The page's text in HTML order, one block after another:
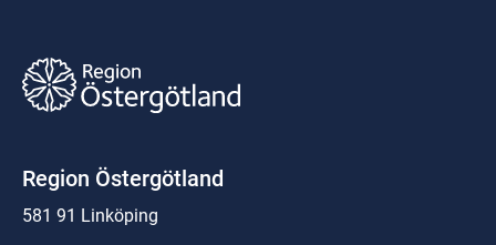
Region Östergötland
581 91 Linköping